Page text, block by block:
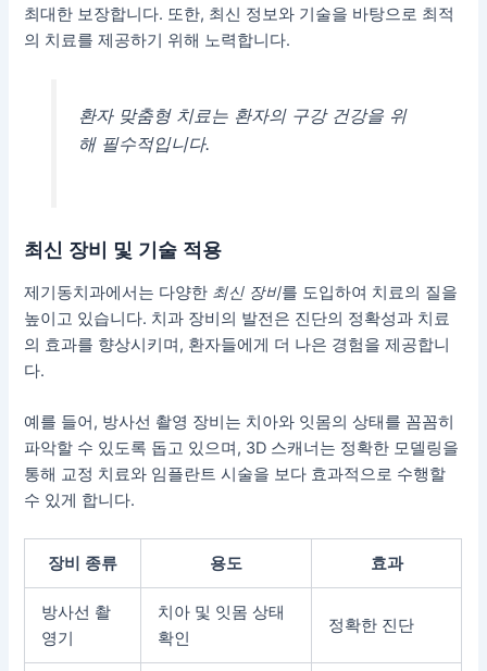
최대한 보장합니다. 또한, 최신 정보와 기술을 바탕으로 최적
의 치료를 제공하기 위해 노력합니다.
환자 맞춤형 치료는 환자의 구강 건강을 위
해 필수적입니다.
최신 장비 및 기술 적용
제기동치과에서는 다양한 최신 장비를 도입하여 치료의 질을
높이고 있습니다. 치과 장비의 발전은 진단의 정확성과 치료
의 효과를 향상시키며, 환자들에게 더 나은 경험을 제공합니
다.
예를 들어, 방사선 촬영 장비는 치아와 잇몸의 상태를 꼼꼼히
파악할 수 있도록 돕고 있으며, 3D 스캐너는 정확한 모델링을
통해 교정 치료와 임플란트 시술을 보다 효과적으로 수행할
수 있게 합니다.
장비 종류 용도 효과
방사선 촬
영기
치아 및 잇몸 상태
확인
정확한 진단